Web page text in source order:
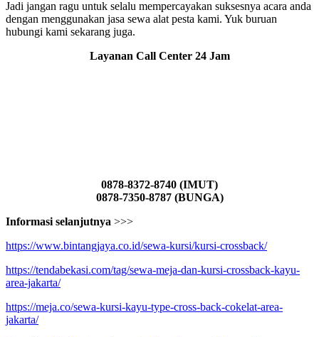
Jadi jangan ragu untuk selalu mempercayakan suksesnya acara anda
dengan menggunakan jasa sewa alat pesta kami. Yuk buruan
hubungi kami sekarang juga.
Layanan Call Center 24 Jam
0878-8372-8740 (IMUT)
0878-7350-8787 (BUNGA)
Informasi selanjutnya >>>
https://www.bintangjaya.co.id/sewa-kursi/kursi-crossback/
https://tendabekasi.com/tag/sewa-meja-dan-kursi-crossback-kayu-
area-jakarta/
https://meja.co/sewa-kursi-kayu-type-cross-back-cokelat-area-
jakarta/